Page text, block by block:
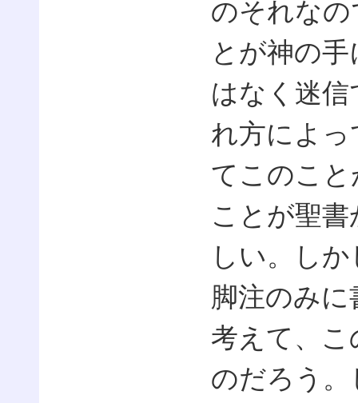
のそれな
とが神の
はなく迷
れ方によ
てこのこ
ことが聖
しい。し
脚注のみ
考えて、こ
のだろう